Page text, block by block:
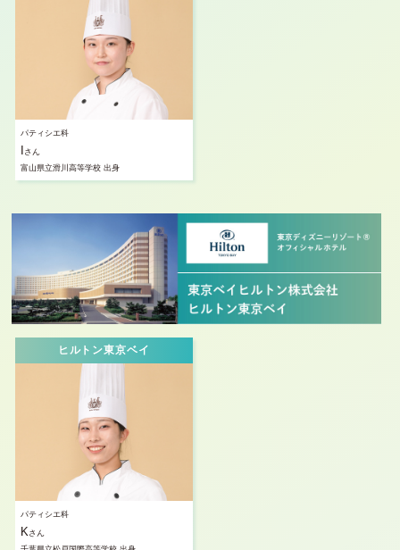
パティシエ科
I さん
富山県立滑川高等学校 出身
ヒルトン東京ベイ
パティシエ科
K さん